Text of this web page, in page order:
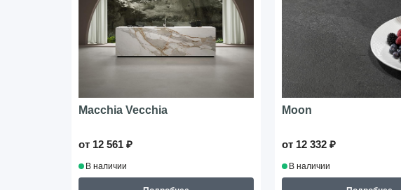
Macchia Vecchia
от 12 561 ₽
В наличии
Moon
от 12 332 ₽
В наличии